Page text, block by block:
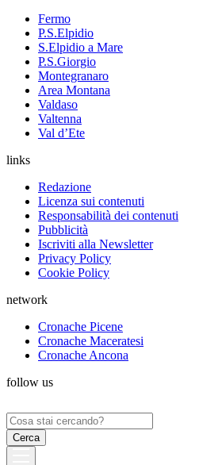
Fermo
P.S.Elpidio
S.Elpidio a Mare
P.S.Giorgio
Montegranaro
Area Montana
Valdaso
Valtenna
Val d’Ete
links
Redazione
Licenza sui contenuti
Responsabilità dei contenuti
Pubblicità
Iscriviti alla Newsletter
Privacy Policy
Cookie Policy
network
Cronache Picene
Cronache Maceratesi
Cronache Ancona
follow us
Ricerca
per: